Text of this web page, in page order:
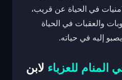
في الحياة عن قريب،
والعقبات في الحياة
إليه في حياته.
للعزباء لابن